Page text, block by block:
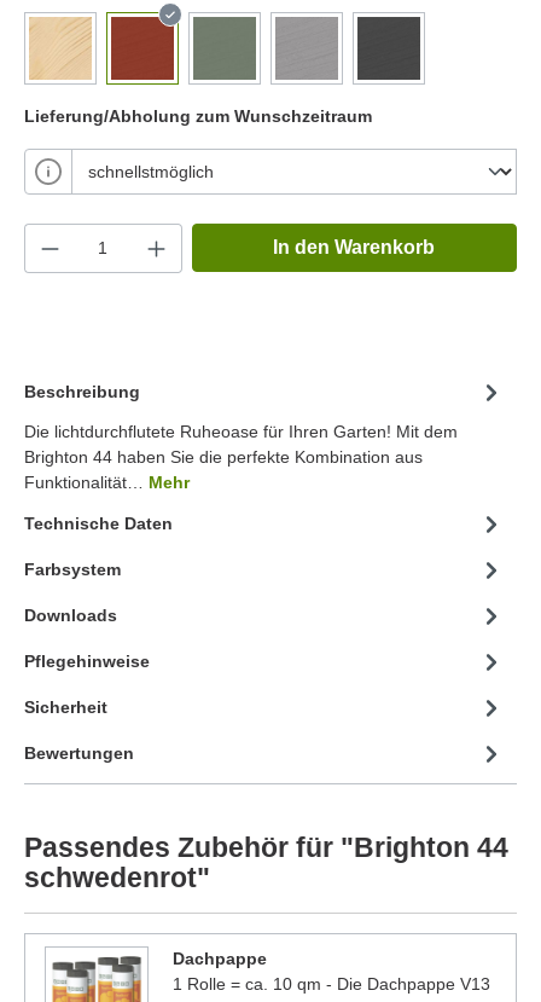
Lieferung/Abholung zum Wunschzeitraum
In den Warenkorb
Beschreibung
Die lichtdurchflutete Ruheoase für Ihren Garten! Mit dem
Brighton 44 haben Sie die perfekte Kombination aus
Funktionalität… Mehr
Technische Daten
Farbsystem
Downloads
Pflegehinweise
Sicherheit
Bewertungen
Passendes Zubehör für "Brighton 44
schwedenrot"
Dachpappe
1 Rolle = ca. 10 qm - Die Dachpappe V13